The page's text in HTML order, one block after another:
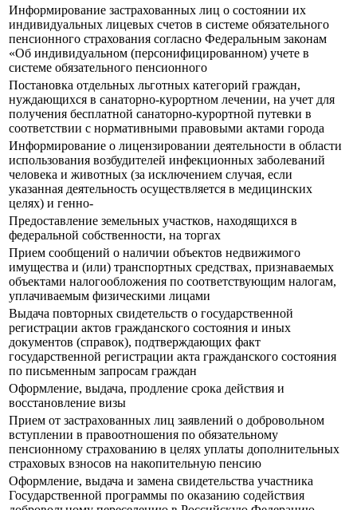
Информирование застрахованных лиц о состоянии их
индивидуальных лицевых счетов в системе обязательного
пенсионного страхования согласно Федеральным законам
«Об индивидуальном (персонифицированном) учете в
системе обязательного пенсионного
Постановка отдельных льготных категорий граждан,
нуждающихся в санаторно-курортном лечении, на учет для
получения бесплатной санаторно-курортной путевки в
соответствии с нормативными правовыми актами города
Информирование о лицензировании деятельности в области
использования возбудителей инфекционных заболеваний
человека и животных (за исключением случая, если
указанная деятельность осуществляется в медицинских
целях) и генно-
Предоставление земельных участков, находящихся в
федеральной собственности, на торгах
Прием сообщений о наличии объектов недвижимого
имущества и (или) транспортных средствах, признаваемых
объектами налогообложения по соответствующим налогам,
уплачиваемым физическими лицами
Выдача повторных свидетельств о государственной
регистрации актов гражданского состояния и иных
документов (справок), подтверждающих факт
государственной регистрации акта гражданского состояния
по письменным запросам граждан
Оформление, выдача, продление срока действия и
восстановление визы
Прием от застрахованных лиц заявлений о добровольном
вступлении в правоотношения по обязательному
пенсионному страхованию в целях уплаты дополнительных
страховых взносов на накопительную пенсию
Оформление, выдача и замена свидетельства участника
Государственной программы по оказанию содействия